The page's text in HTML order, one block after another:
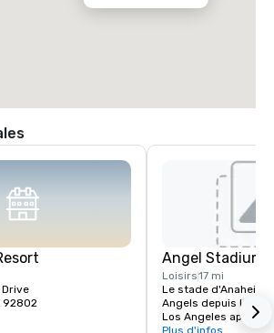
Drive
92802
Angel Stadium
Loisirs17 mi
Le stade d'Anaheim
Angels depuis leur
Los Angeles après la